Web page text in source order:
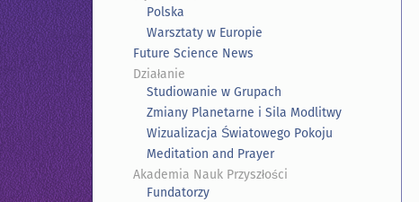
Polska
Warsztaty w Europie
Future Science News
Działanie
Studiowanie w Grupach
Zmiany Planetarne i Sila Modlitwy
Wizualizacja Światowego Pokoju
Meditation and Prayer
Akademia Nauk Przyszłości
Fundatorzy